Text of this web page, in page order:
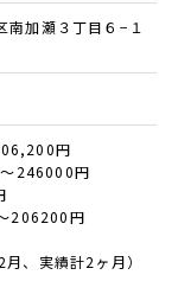
加瀬３丁目６−１
円
246000円
206200円
、実績計2ヶ月）